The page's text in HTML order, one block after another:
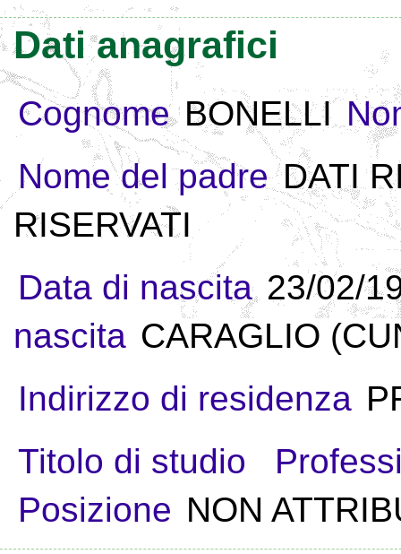
Dati anagrafici
Cognome BONELLI
Nome del padre DATI
RISERVATI
Data di nascita 23/02/
nascita CARAGLIO
Indirizzo di residenza
Titolo di studio
Posizione NON